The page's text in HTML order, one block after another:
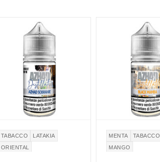
TABACCO
LATAKIA
ORIENTAL
MENTA
TABACCO
MANGO